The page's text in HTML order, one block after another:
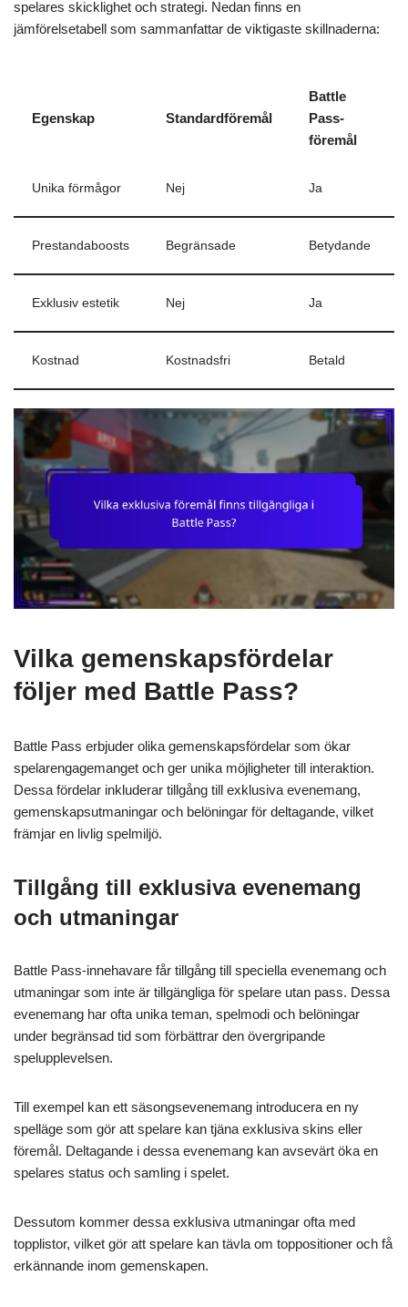
spelares skicklighet och strategi. Nedan finns en
jämförelsetabell som sammanfattar de viktigaste skillnaderna:
Egenskap Standardföremål
Battle
Pass-
föremål
Unika förmågor Nej Ja
Prestandaboosts Begränsade Betydande
Exklusiv estetik Nej Ja
Kostnad Kostnadsfri Betald
Vilka gemenskapsfördelar
följer med Battle Pass?
Battle Pass erbjuder olika gemenskapsfördelar som ökar
spelarengagemanget och ger unika möjligheter till interaktion.
Dessa fördelar inkluderar tillgång till exklusiva evenemang,
gemenskapsutmaningar och belöningar för deltagande, vilket
främjar en livlig spelmiljö.
Tillgång till exklusiva evenemang
och utmaningar
Battle Pass-innehavare får tillgång till speciella evenemang och
utmaningar som inte är tillgängliga för spelare utan pass. Dessa
evenemang har ofta unika teman, spelmodi och belöningar
under begränsad tid som förbättrar den övergripande
spelupplevelsen.
Till exempel kan ett säsongsevenemang introducera en ny
spelläge som gör att spelare kan tjäna exklusiva skins eller
föremål. Deltagande i dessa evenemang kan avsevärt öka en
spelares status och samling i spelet.
Dessutom kommer dessa exklusiva utmaningar ofta med
topplistor, vilket gör att spelare kan tävla om toppositioner och få
erkännande inom gemenskapen.